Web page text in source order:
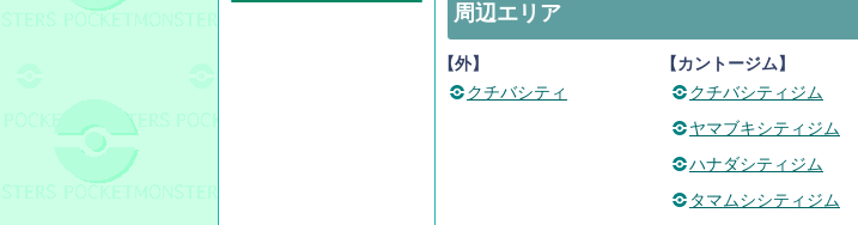
周辺エリア
【外】
クチバシティ
【カントージム】
クチバシティジム
ヤマブキシティジム
ハナダシティジム
タマムシシティジム